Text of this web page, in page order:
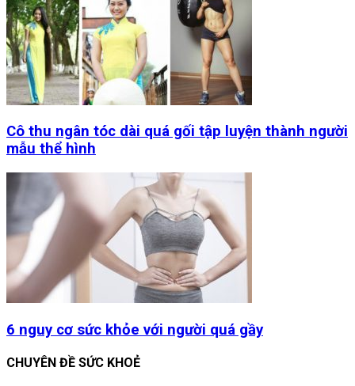
Cô thu ngân tóc dài quá gối tập luyện thành người
mẫu thể hình
6 nguy cơ sức khỏe với người quá gầy
CHUYÊN ĐỀ SỨC KHOẺ